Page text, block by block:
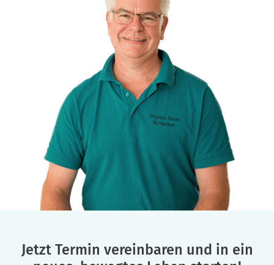
Jetzt Termin vereinbaren und in ein